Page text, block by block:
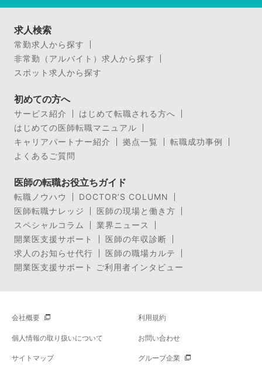
求人検索
常勤求人から探す
非常勤（アルバイト）求人から探す
スポット求人から探す
初めての方へ
サービス紹介
はじめて転職される方へ
はじめての医師転職マニュアル
キャリアパートナー紹介
拠点一覧
転職成功事例
よくあるご質問
医師の転職お役立ちガイド
転職ノウハウ
DOCTOR’S COLUMN
医師転職ナレッジ
医師の現場と働き方
スペシャルコラム
業界ニュース
開業医支援サポート
医師の年収診断
求人のお知らせ代行
医師の職場カルテ
開業医支援サポート ご利用者インタビュー
会社概要 利用規約
個人情報の取り扱いについて お問い合わせ
サイトマップ グループ企業